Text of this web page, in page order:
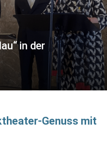
in der
Genuss mit